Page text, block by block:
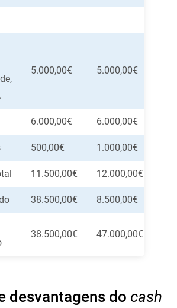
5.000,00€ 5.000,00€
6.000,00€ 6.000,00€
500,00€ 1.000,00€
11.500,00€ 12.000,00€
38.500,00€ 8.500,00€
38.500,00€ 47.000,00€
desvantagens do cash